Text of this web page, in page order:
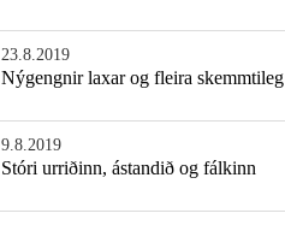
23.8.2019
Nýgengnir laxar og fleira skemmtileg
9.8.2019
Stóri urriðinn, ástandið og fálkinn